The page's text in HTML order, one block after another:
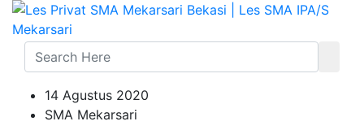
14 Agustus 2020
SMA Mekarsari